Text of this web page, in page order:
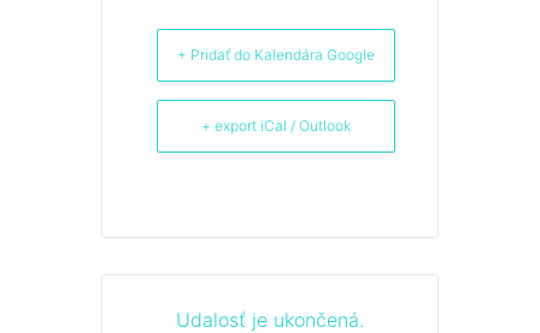
+ Pridať do Kalendára Google
+ export iCal / Outlook
Udalosť je ukončená.